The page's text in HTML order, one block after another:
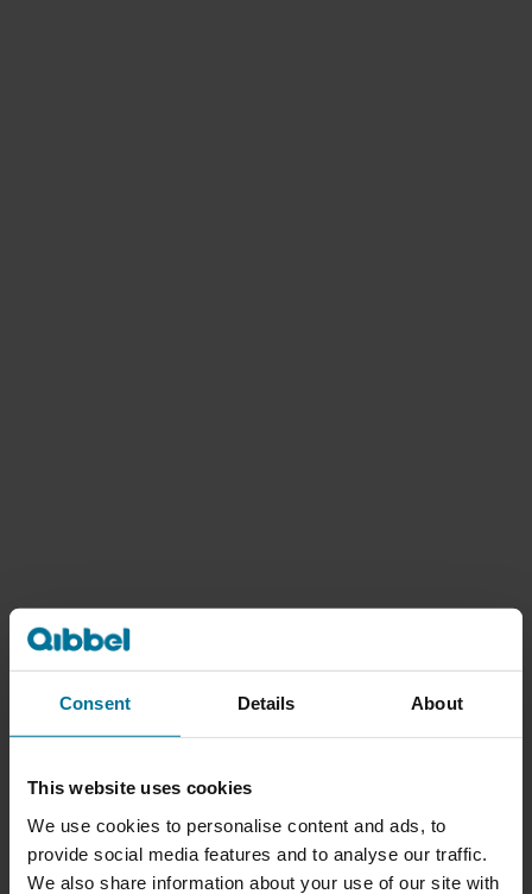
Consent Details About
This website uses cookies
We use cookies to personalise content and ads, to
provide social media features and to analyse our traffic.
We also share information about your use of our site with